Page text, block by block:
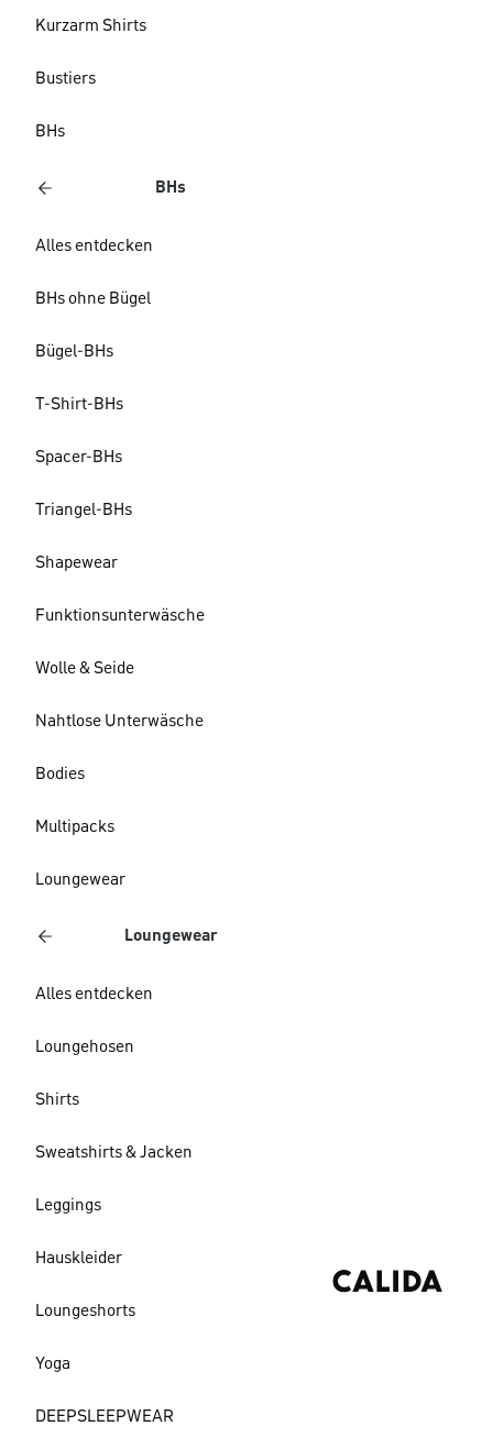
Kurzarm Shirts
Bustiers
BHs
BHs
Alles entdecken
BHs ohne Bügel
Bügel-BHs
T-Shirt-BHs
Spacer-BHs
Triangel-BHs
Shapewear
Funktionsunterwäsche
Wolle & Seide
Nahtlose Unterwäsche
Bodies
Multipacks
Loungewear
Loungewear
Alles entdecken
Loungehosen
Shirts
Sweatshirts & Jacken
Leggings
Hauskleider
Loungeshorts
Yoga
DEEPSLEEPWEAR